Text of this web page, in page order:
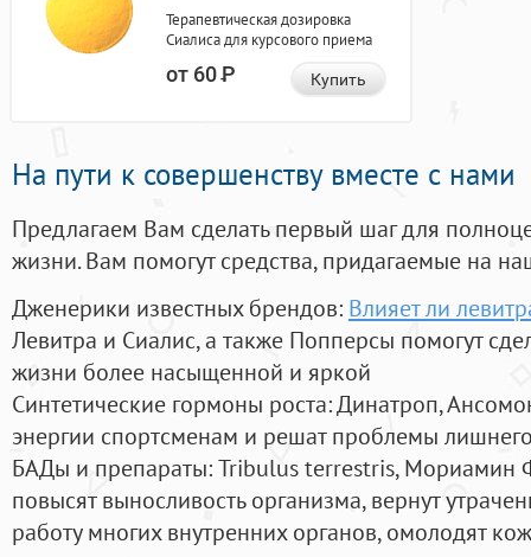
Терапевтическая дозировка
Сиалиса для курсового приема
от 60Р Купить
На пути к совершенству вместе с нами
Предлагаем Вам сделать первый шаг для
жизни. Вам помогут средства, придагаемые на
Дженерики известных брендов: Влияет ли
Левитра и Сиалис, а также Попперсы помогут
жизни более насыщенной и яркой
Синтетические гормоны роста: Динатроп,
энергии спортсменам и решат проблемы
БАДы и препараты:Tribulus terrestris, Мориамин
повысят выносливость организма, вернут
работу многих внутренних органов, омолодят